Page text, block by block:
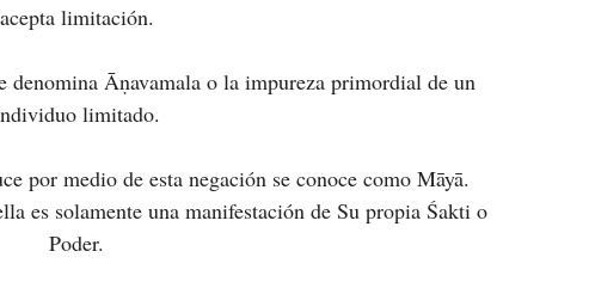
acepta limitación.
denomina Āṇavamala o la impureza primordial de un
limitado.
por medio de esta negación se conoce como Māyā.
es solamente una manifestación de Su propia Śakti o
Poder.